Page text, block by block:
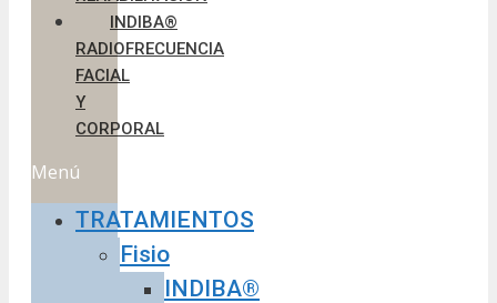
INDIBA®
RADIOFRECUENCIA
FACIAL
Y
CORPORAL
Menú
TRATAMIENTOS
Fisio
INDIBA®